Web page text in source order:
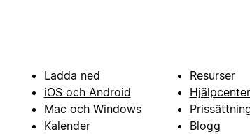
Ladda ned
iOS och Android
Mac och Windows
Kalender
Resurser
Hjälpcenter
Blogg